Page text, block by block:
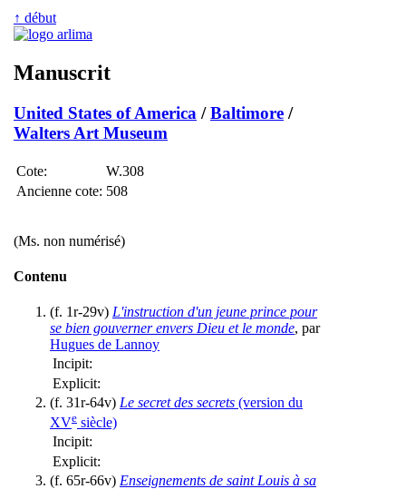
↑ début
Manuscrit
United States of America /Baltimore /
Walters Art Museum
Cote:
W.308
Ancienne cote: 508
(Ms. non numérisé)
Contenu
(f. 1r-29v) L'instruction d'un jeune prince pour
se bien gouverner envers Dieu et le monde, par
Hugues de Lannoy
Incipit:
Explicit:
(f. 31r-64v) Le secret des secrets (version du
XVe siècle)
Incipit:
Explicit:
(f. 65r-66v) Enseignements de saint Louis à sa